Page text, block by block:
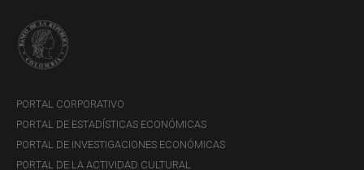
PORTAL CORPORATIVO
PORTAL DE ESTADÍSTICAS ECONÓMICAS
PORTAL DE INVESTIGACIONES ECONÓMICAS
PORTAL DE LA ACTIVIDAD CULTURAL